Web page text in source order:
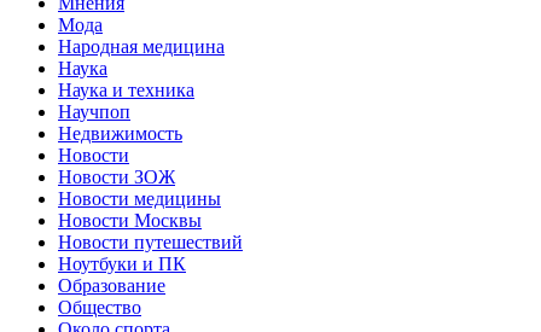
Мода
Народная медицина
Наука
Наука и техника
Научпоп
Недвижимость
Новости
Новости ЗОЖ
Новости медицины
Новости Москвы
Новости путешествий
Ноутбуки и ПК
Образование
Общество